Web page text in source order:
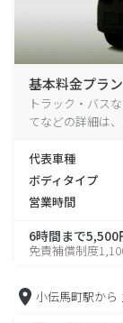
基本料金プラン
トラック・バス
てなどの詳細は
代表車種
ボディタイプ
営業時間
6時間まで5,500
免責補償制度
小伝馬町駅から